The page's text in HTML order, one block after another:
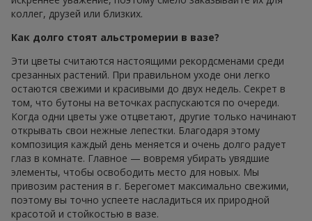
коллег, друзей или близких.
Как долго стоят альстромерии в вазе?
Эти цветы считаются настоящими рекордсменами среди
срезанных растений. При правильном уходе они легко
остаются свежими и красивыми до двух недель. Секрет в
том, что бутоны на веточках распускаются по очереди.
Когда одни цветы уже отцветают, другие только начинают
открывать свои нежные лепестки. Благодаря этому
композиция каждый день меняется и очень долго радует
глаз в комнате. Главное — вовремя убирать увядшие
элементы, чтобы освободить место для новых. Мы
привозим растения в г. Берегомет максимально свежими,
поэтому вы точно успеете насладиться их природной
красотой и стойкостью в вазе.